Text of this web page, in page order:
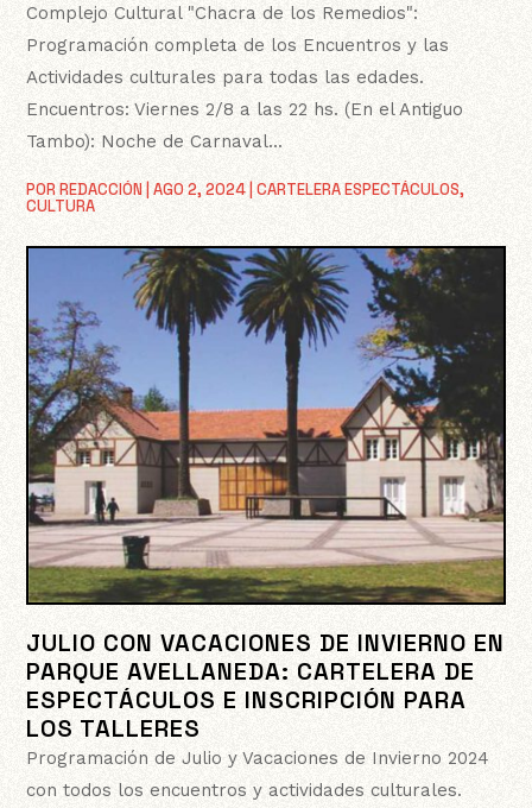
PORREDACCIÓN |AGO 2, 2024 |CARTELERA ESPECTÁCULOS,
CULTURA
Complejo Cultural "Chacra de los Remedios":
Programación completa de los Encuentros y las
Actividades culturales para todas las edades.
Encuentros: Viernes 2/8 a las 22 hs. (En el Antiguo
Tambo): Noche de Carnaval...
JULIO CON VACACIONES DE INVIERNO EN
PARQUE AVELLANEDA: CARTELERA DE
ESPECTÁCULOS E INSCRIPCIÓN PARA
LOS TALLERES
Programación de Julio y Vacaciones de Invierno 2024
con todos los encuentros y actividades culturales.